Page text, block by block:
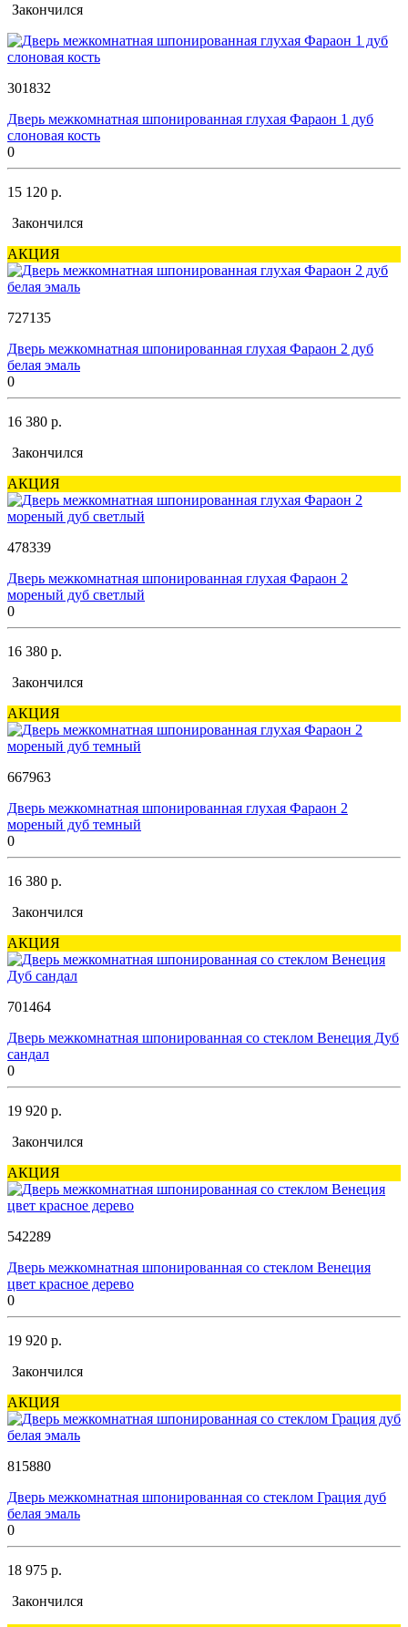
Закончился
301832
Дверь межкомнатная шпонированная глухая Фараон 1 дуб
слоновая кость
0
15 120 р.
Закончился
АКЦИЯ
727135
Дверь межкомнатная шпонированная глухая Фараон 2 дуб
белая эмаль
0
16 380 р.
Закончился
АКЦИЯ
478339
Дверь межкомнатная шпонированная глухая Фараон 2
мореный дуб светлый
0
16 380 р.
Закончился
АКЦИЯ
667963
Дверь межкомнатная шпонированная глухая Фараон 2
мореный дуб темный
0
16 380 р.
Закончился
АКЦИЯ
701464
Дверь межкомнатная шпонированная со стеклом Венеция Дуб
сандал
0
19 920 р.
Закончился
АКЦИЯ
542289
Дверь межкомнатная шпонированная со стеклом Венеция
цвет красное дерево
0
19 920 р.
Закончился
АКЦИЯ
815880
Дверь межкомнатная шпонированная со стеклом Грация дуб
белая эмаль
0
18 975 р.
Закончился